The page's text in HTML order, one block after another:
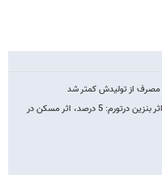
از تولیدش کمتر شد
افزایش قیمت مسکن نگرانی تازه تورمی/ اثر بنزین درتورم: 5 درصد، اثر مسکن در